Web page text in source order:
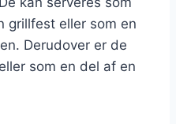
grillfest eller som en
Derudover er de
som en del af en